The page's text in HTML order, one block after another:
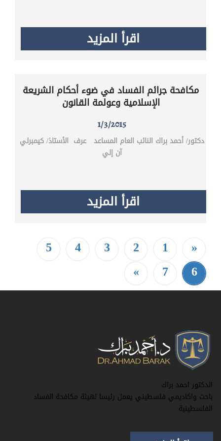
اقرأ المزيد
مكافحة جرائم الفساد في ضوء أحكام الشريعة
الإسلامية وعولمة القانون
1/3/2015
دكتور/ أحمد براك النائب العام المساعد عرف الأستاذ/ كيمبرلي
آن إلي
اقرأ المزيد
«
1
2
3
4
5
6
7
»
الدكتور احمد براك
باحث واكاديمي فلسطيني يعمل رئيسا لهيئة مكافحة الفساد
الفلسطينية